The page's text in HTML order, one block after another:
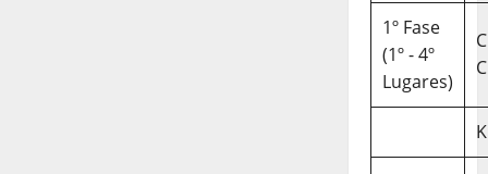
1º Fase
(1º - 4º
Lugares)
C